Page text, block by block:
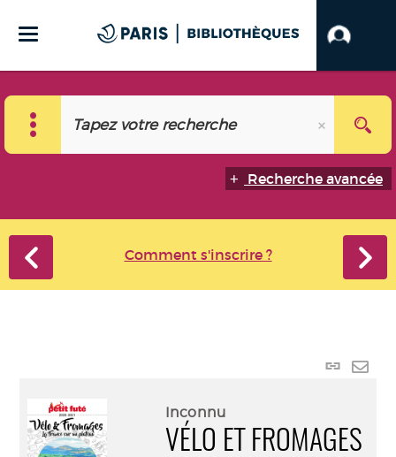
Recherche avancée
Comment s'inscrire ?
Lien
mail
Inconnu
VÉLO ET FROMAGES